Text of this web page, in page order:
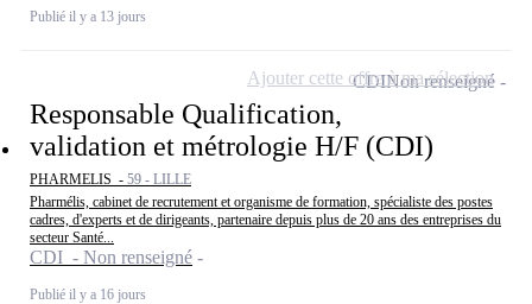
Publié il y a 13 jours
Responsable Qualification,
validation et métrologie H/F (CDI)
PHARMELIS - 59 - LILLE
Pharmélis, cabinet de recrutement et organisme de formation, spécialiste des postes
cadres, d'experts et de dirigeants, partenaire depuis plus de 20 ans des entreprises du
secteur Santé...
CDI - Non renseigné
Publié il y a 16 jours
CDINon renseigné
Ajouter cette offre à ma sélection